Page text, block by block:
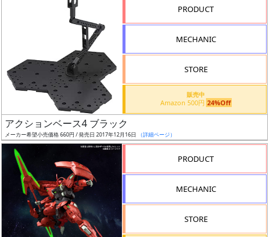
期
PRODUCT
MECHANIC
STORE
販売中
Amazon 500円 24%Off
アクションベース4 ブラック
メーカー希望小売価格 660円 / 発売日 2017年12月16日 （詳細ページ）
PRODUCT
MECHANIC
STORE